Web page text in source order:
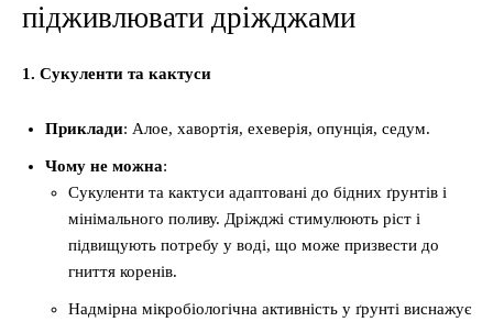
підживлювати дріжджами
1. Сукуленти та кактуси
Приклади: Алое, хавортія, ехеверія, опунція, седум.
Чому не можна:
Сукуленти та кактуси адаптовані до бідних ґрунтів і
мінімального поливу. Дріжджі стимулюють ріст і
підвищують потребу у воді, що може призвести до
гниття коренів.
Надмірна мікробіологічна активність у ґрунті виснажує